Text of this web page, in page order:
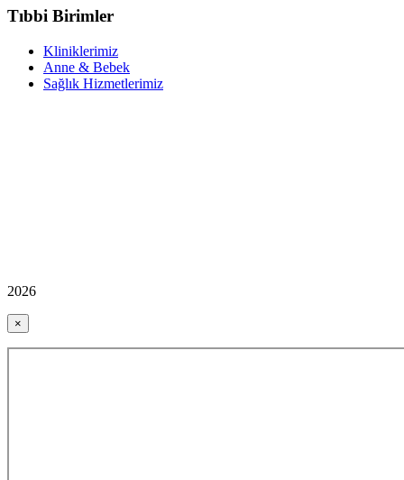
Tıbbi Birimler
Kliniklerimiz
Anne & Bebek
Sağlık Hizmetlerimiz
2026
×